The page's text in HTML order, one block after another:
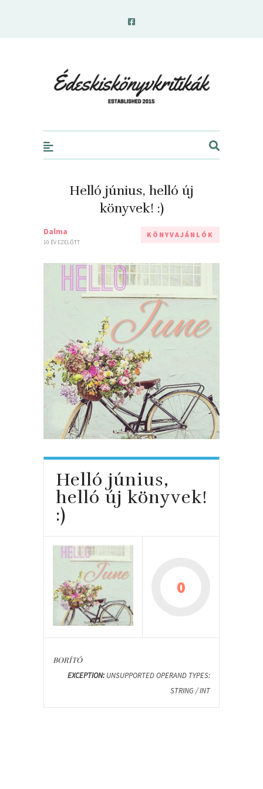
Helló június, helló új
könyvek! :)
Dalma
10 ÉV EZELŐTT
KÖNYVAJÁNLÓK
Helló június,
helló új könyvek!
:)
0
BORÍTÓ
EXCEPTION: UNSUPPORTED OPERAND TYPES:
STRING / INT